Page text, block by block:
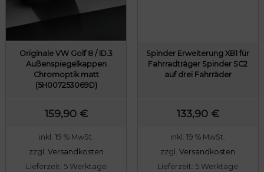
Originale VW Golf 8 / ID.3
Außenspiegelkappen
Chromoptik matt
(5H007253069D)
159,90 €
inkl. 19 % MwSt.
zzgl. Versandkosten
Lieferzeit: 5 Werktage
Spinder Erweiterung XB1 für
Fahrradträger Spinder SC2
auf drei Fahrräder
133,90 €
inkl. 19 % MwSt.
zzgl.Versandkosten
Lieferzeit: 5 Werktage